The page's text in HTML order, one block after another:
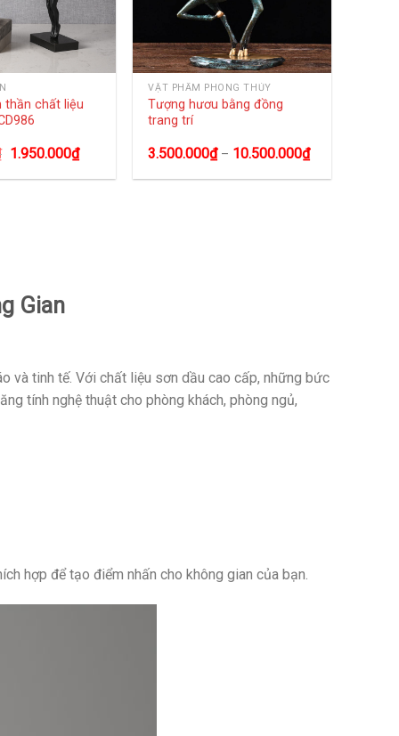
thần chất liệu
1.950.000₫
VẬT PHẨM PHONG THỦY
Tượng hươu bằng đồng
trang trí
3.500.000₫– 10.500.000₫
Gian
và tinh tế. Với chất liệu sơn dầu cao cấp, những bức
tính nghệ thuật cho phòng khách, phòng ngủ,
hợp để tạo điểm nhấn cho không gian của bạn.